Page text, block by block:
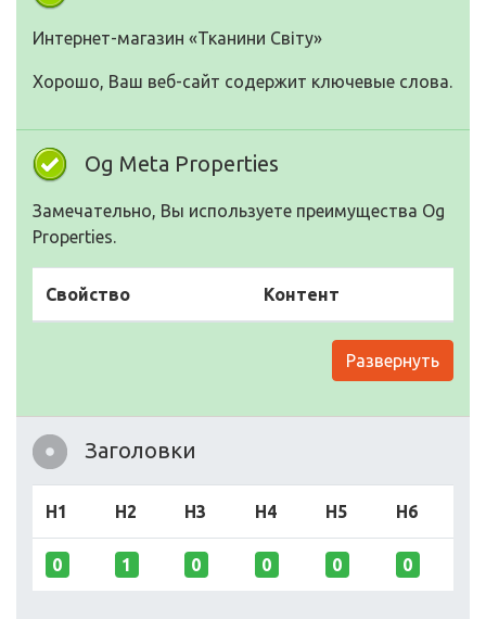
Интернет-магазин «Тканини Світу»
Хорошо, Ваш веб-сайт содержит ключевые слова.
Og Meta Properties
Замечательно, Вы используете преимущества Og
Properties.
Свойство Контент
Развернуть
Заголовки
H1 H2 H3 H4 H5 H6
0 1 0 0 0 0